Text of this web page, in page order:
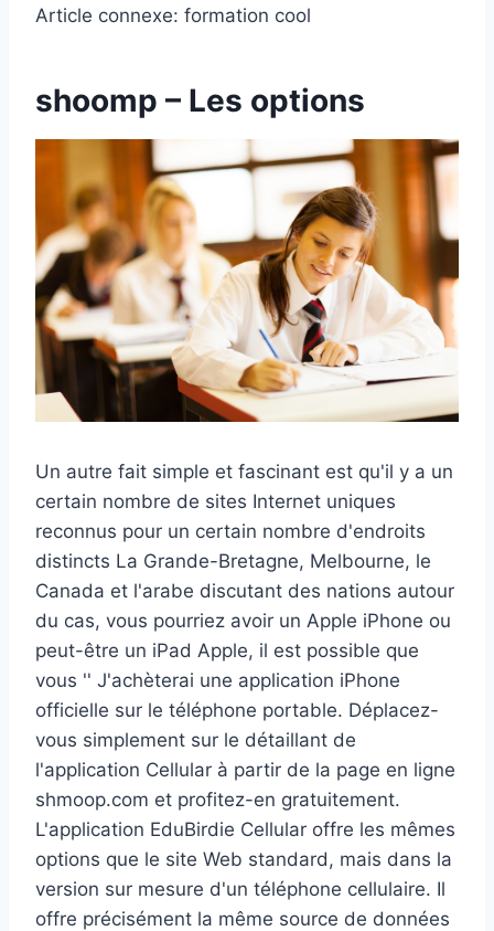
Article connexe: formation cool
shoomp – Les options
Un autre fait simple et fascinant est qu'il y a un
certain nombre de sites Internet uniques
reconnus pour un certain nombre d'endroits
distincts La Grande-Bretagne, Melbourne, le
Canada et l'arabe discutant des nations autour
du cas, vous pourriez avoir un Apple iPhone ou
peut-être un iPad Apple, il est possible que
vous '' J'achèterai une application iPhone
officielle sur le téléphone portable. Déplacez-
vous simplement sur le détaillant de
l'application Cellular à partir de la page en ligne
shmoop.com et profitez-en gratuitement.
L'application EduBirdie Cellular offre les mêmes
options que le site Web standard, mais dans la
version sur mesure d'un téléphone cellulaire. Il
offre précisément la même source de données